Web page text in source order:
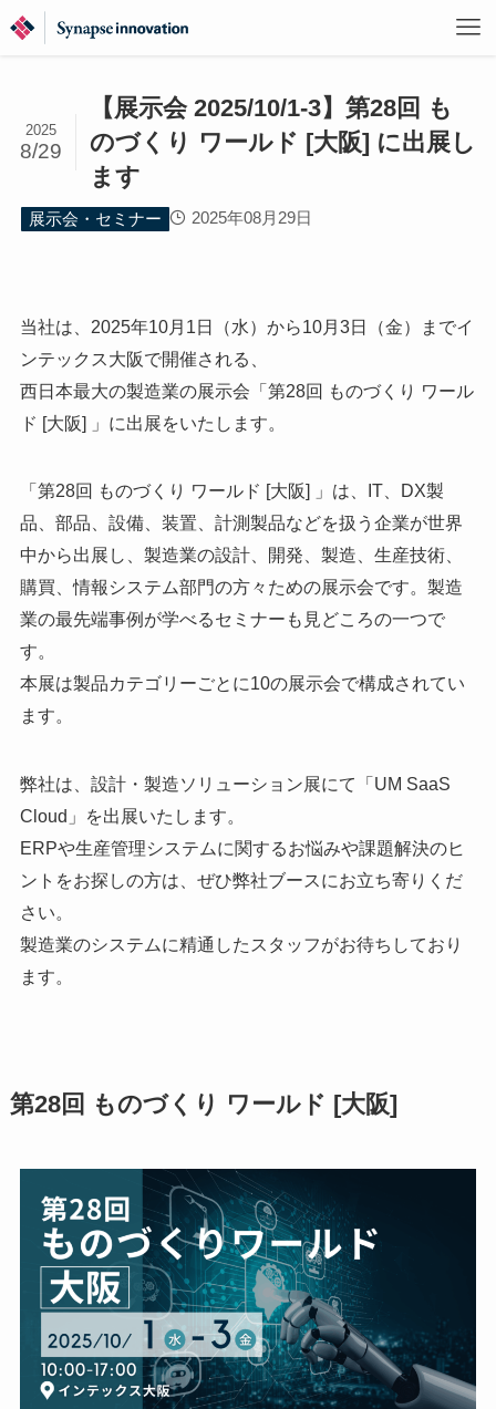
【展示会 2025/10/1-3】第28回 も
のづくり ワールド [大阪] に出展し
ます
2025
8/29
展示会・セミナー 2025年08月29日
当社は、2025年10月1日（水）から10月3日（金）までイ
ンテックス大阪で開催される、
西日本最大の製造業の展示会「第28回 ものづくり ワール
ド [大阪] 」に出展をいたします。
「第28回 ものづくり ワールド [大阪] 」は、IT、DX製
品、部品、設備、装置、計測製品などを扱う企業が世界
中から出展し、製造業の設計、開発、製造、生産技術、
購買、情報システム部門の方々ための展示会です。製造
業の最先端事例が学べるセミナーも見どころの一つで
す。
本展は製品カテゴリーごとに10の展示会で構成されてい
ます。
弊社は、設計・製造ソリューション展にて「UM SaaS
Cloud」を出展いたします。
ERPや生産管理システムに関するお悩みや課題解決のヒ
ントをお探しの方は、ぜひ弊社ブースにお立ち寄りくだ
さい。
製造業のシステムに精通したスタッフがお待ちしており
ます。
第28回 ものづくり ワールド [大阪]